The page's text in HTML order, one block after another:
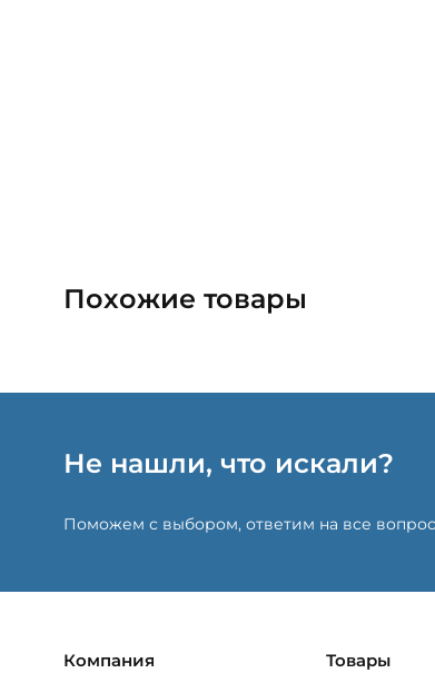
Похожие товары
Не нашли, что искали?
Поможем с выбором, ответим на все
Компания Товары